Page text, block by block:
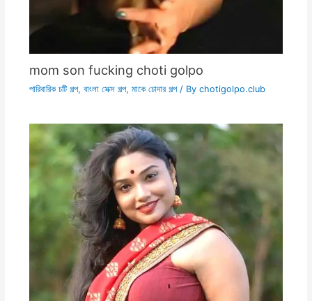
mom son fucking choti golpo
পারিবারিক চটি গল্প, বাংলা সেক্স গল্প, মাকে চোদার গল্প/ By chotigolpo.club